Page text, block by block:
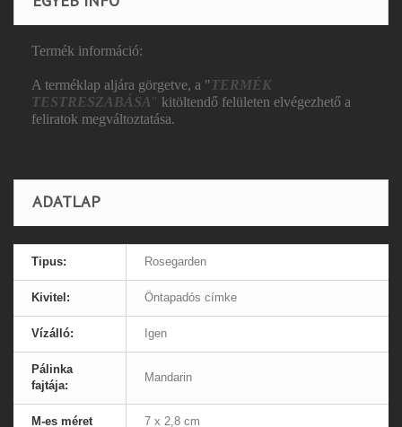
Termék információ:
A terméklap aljára görgetve, a "TERMÉK
TESTRESZABÁSA" kitöltendő felületen elvégezhető a
feliratok megváltoztatása.
ADATLAP
Tipus: Rosegarden
Kivitel: Öntapadós címke
Vízálló: Igen
Pálinka
fajtája:
Mandarin
M-es méret 7 x 2,8 cm